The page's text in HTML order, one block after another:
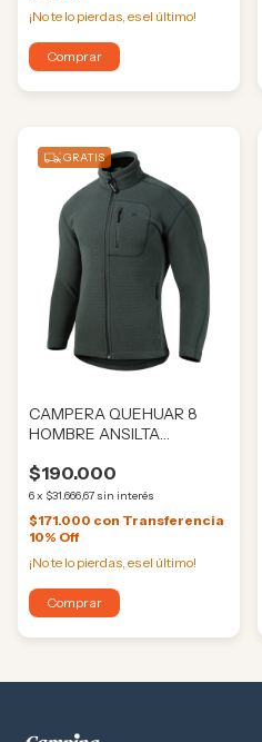
¡No te lo pierdas, es el último!
Comprar
GRATIS
CAMPERA QUEHUAR 8
HOMBRE ANSILTA
$190.000
6x $31.666,67 sin interés
$171.000 con Transferencia
10% Off
¡No te lo pierdas, es el último!
Comprar